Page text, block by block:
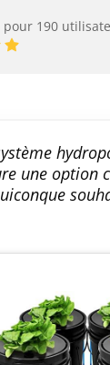
pour 190
une option